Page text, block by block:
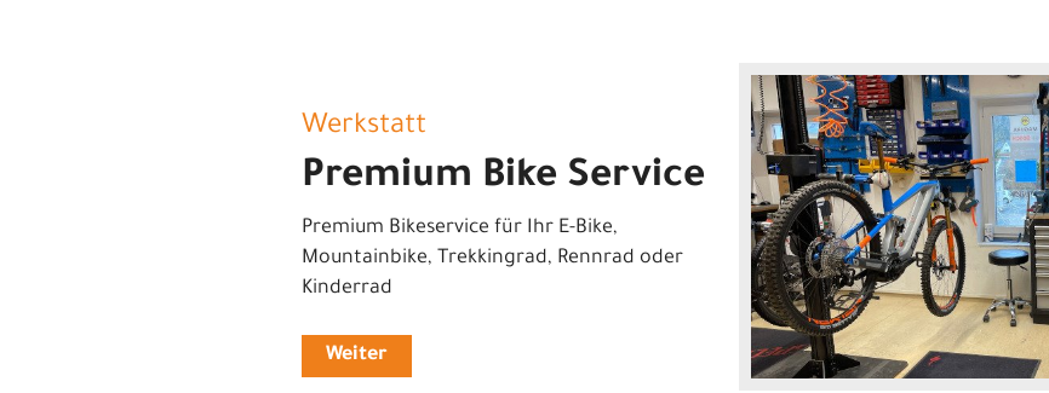
Werkstatt
Premium Bike Service
Premium Bikeservice für Ihr E-Bike,
Mountainbike, Trekkingrad, Rennrad oder
Kinderrad
Weiter